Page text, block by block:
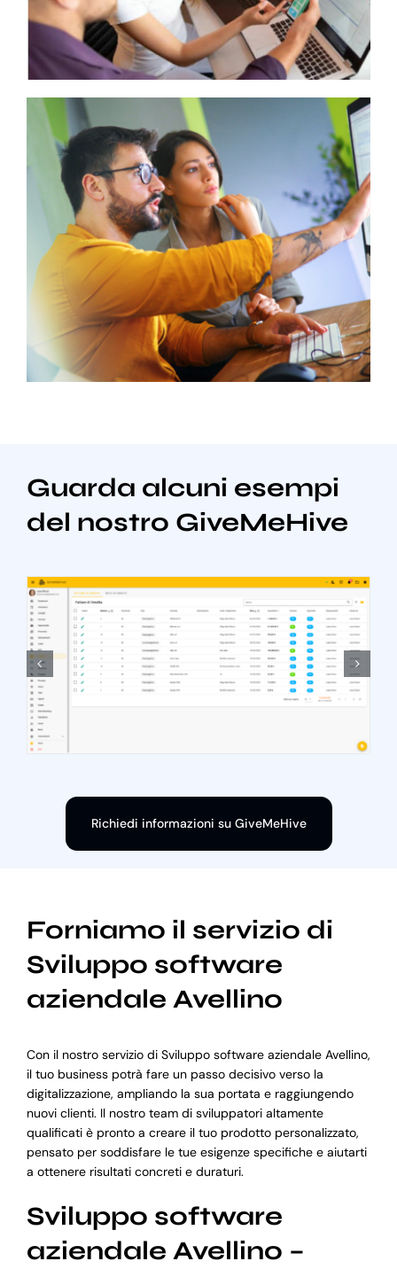
Guarda alcuni esempi
del nostro GiveMeHive
Richiedi informazioni su GiveMeHive
Forniamo il servizio di
Sviluppo software
aziendale Avellino
Con il nostro servizio di Sviluppo software aziendale Avellino,
il tuo business potrà fare un passo decisivo verso la
digitalizzazione, ampliando la sua portata e raggiungendo
nuovi clienti. Il nostro team di sviluppatori altamente
qualificati è pronto a creare il tuo prodotto personalizzato,
pensato per soddisfare le tue esigenze specifiche e aiutarti
a ottenere risultati concreti e duraturi.
Sviluppo software
aziendale Avellino –